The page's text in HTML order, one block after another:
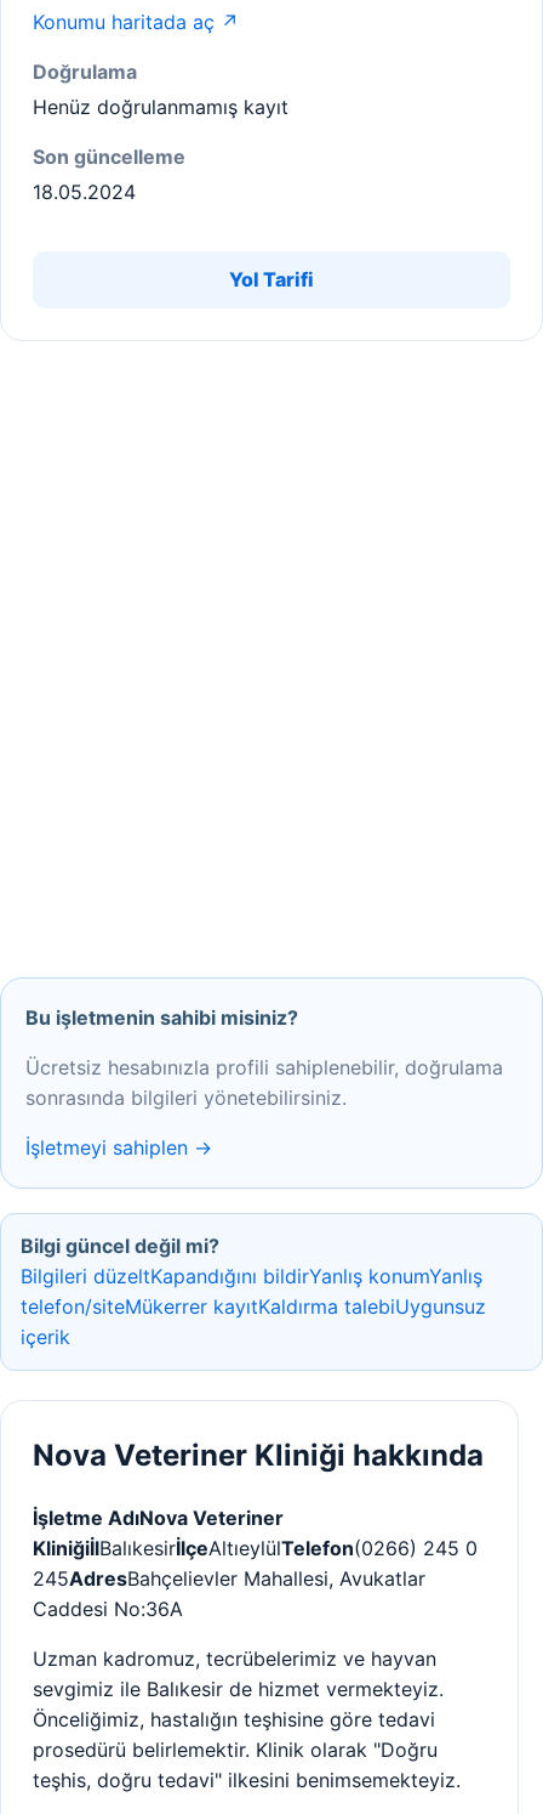
Konumu haritada aç ↗
Doğrulama
Henüz doğrulanmamış kayıt
Son güncelleme
18.05.2024
Yol Tarifi
Bu işletmenin sahibi misiniz?
Ücretsiz hesabınızla profili sahiplenebilir, doğrulama
sonrasında bilgileri yönetebilirsiniz.
İşletmeyi sahiplen →
Bilgi güncel değil mi?
Bilgileri düzeltKapandığını bildirYanlış konumYanlış
telefon/siteMükerrer kayıtKaldırma talebiUygunsuz
içerik
Nova Veteriner Kliniği hakkında
İşletme AdıNova Veteriner
KliniğiİlBalıkesirİlçeAltıeylülTelefon(0266) 245 0
245AdresBahçelievler Mahallesi, Avukatlar
Caddesi No:36A
Uzman kadromuz, tecrübelerimiz ve hayvan
sevgimiz ile Balıkesir de hizmet vermekteyiz.
Önceliğimiz, hastalığın teşhisine göre tedavi
prosedürü belirlemektir. Klinik olarak "Doğru
teşhis, doğru tedavi" ilkesini benimsemekteyiz.